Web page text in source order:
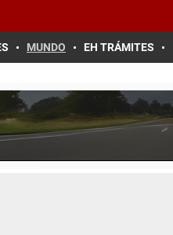
MUNDO EH TRÁMITES